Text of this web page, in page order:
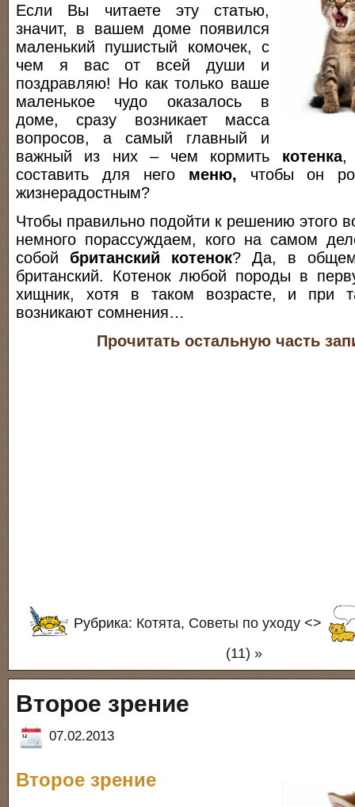
Если Вы читаете эту статью,
значит, в вашем доме появился
маленький пушистый комочек, с
чем я вас от всей души и
поздравляю! Но как только ваше
маленькое чудо оказалось в
доме, сразу возникает масса
вопросов, а самый главный и
важный из них – чем кормить котенка,
составить для него меню, чтобы он
жизнерадостным?
Чтобы правильно подойти к решению этого
немного порассуждаем, кого на самом
собой британский котенок? Да, в
британский. Котенок любой породы в
хищник, хотя в таком возрасте, и при
возникают сомнения…
Прочитать остальную часть
Рубрика: Котята, Советы по уходу <>
(11) »
Второе зрение
07.02.2013
Второе зрение